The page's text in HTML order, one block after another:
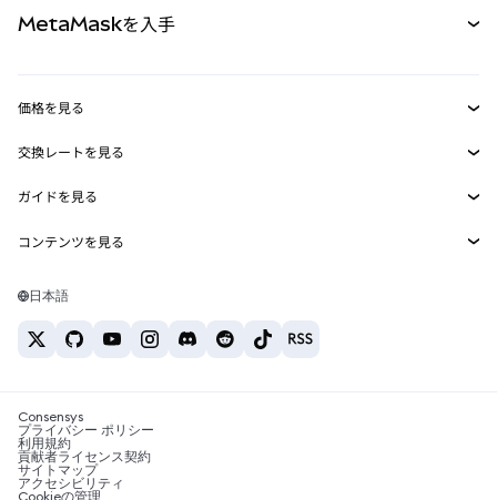
RWA
MetaMask Connect
Snaps
Web3サービス
MetaMaskを入手
セキュリティ
サポート
キャリア
お問い合わせ
価格を見る
イーサリアムの価格
Solanaの価格
Tetherの価格
交換レートを見る
ETH→USD
USDT→INR
BTC→INR
ETH→USDT
ガイドを見る
ETHの購入
USDTの購入
SHIBの購入
BNBの購入
コンテンツを見る
Solanaウォレット
税制関連ニュース
暗号資産の購入方法は？
ビットコインを売るには？
日本語
Consensys
プライバシー ポリシー
利用規約
貢献者ライセンス契約
サイトマップ
アクセシビリティ
Cookieの管理